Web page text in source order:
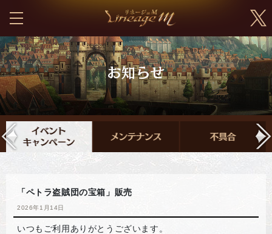
「ペトラ盗賊団の宝箱」販売
2026年1月14日
いつもご利用ありがとうございます。